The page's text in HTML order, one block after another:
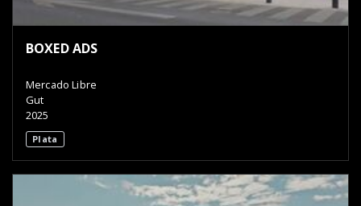
BOXED ADS
Mercado Libre
Gut
2025
Plata